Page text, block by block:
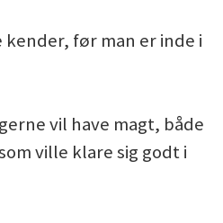
før man er inde i
vil have magt, både
ville klare sig godt i